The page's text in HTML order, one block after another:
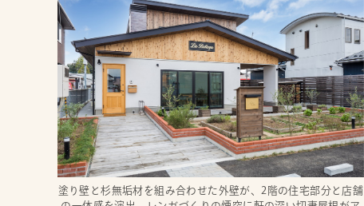
塗り壁と杉無垢材を組み合わせた外壁が、2階の住宅部分と店舗